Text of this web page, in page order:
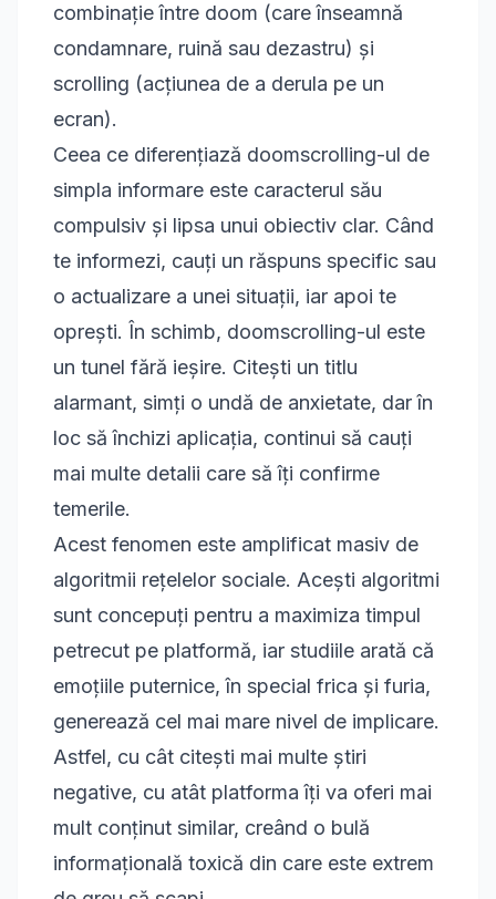
combinație între doom (care înseamnă
condamnare, ruină sau dezastru) și
scrolling (acțiunea de a derula pe un
ecran).
Ceea ce diferențiază doomscrolling-ul de
simpla informare este caracterul său
compulsiv și lipsa unui obiectiv clar. Când
te informezi, cauți un răspuns specific sau
o actualizare a unei situații, iar apoi te
oprești. În schimb, doomscrolling-ul este
un tunel fără ieșire. Citești un titlu
alarmant, simți o undă de anxietate, dar în
loc să închizi aplicația, continui să cauți
mai multe detalii care să îți confirme
temerile.
Acest fenomen este amplificat masiv de
algoritmii rețelelor sociale. Acești algoritmi
sunt concepuți pentru a maximiza timpul
petrecut pe platformă, iar studiile arată că
emoțiile puternice, în special frica și furia,
generează cel mai mare nivel de implicare.
Astfel, cu cât citești mai multe știri
negative, cu atât platforma îți va oferi mai
mult conținut similar, creând o bulă
informațională toxică din care este extrem